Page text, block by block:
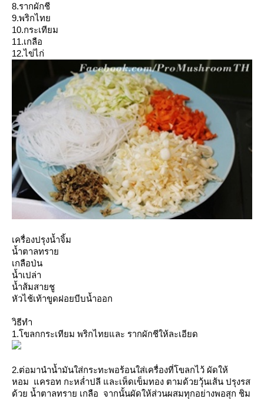
8.รากผักชี
9.พริกไท
10.กระเทียม
11.เกลือ
12.ไข่ไก่
เครื่องปรุงน้ำจิ้ม
น้ำตาลทรา
เกลือป่น
น้ำเปล่า
น้ำส้มสายชู
หัวไช้เท้าขูดฝอยบีบน้ำออก
วิธีทำ
1.โขลกกระเทียม พริกไทยและ รากผักชีให้ละเอียด
2.ต่อมานำน้ำมันใส่กระทะพอร้อนใส่เครื่องที่โขลกไว้ ผัดให้
หอม แครอท กะหล่ำปลี และเห็ดเข็มทอง ตามด้วยวุ้นเส้น ปรุงรส
ด้วย น้ำตาลทราย เกลือ จากนั้นผัดให้ส่วนผสมทุกอย่างพอสุก ชิม